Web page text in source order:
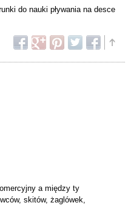
do nauki pływania na desce
a między ty
skitów, żaglówek,